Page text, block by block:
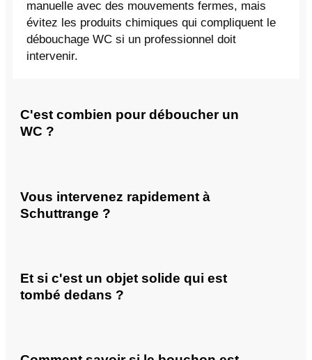
manuelle avec des mouvements fermes, mais
évitez les produits chimiques qui compliquent le
débouchage WC si un professionnel doit
intervenir.
C'est combien pour déboucher un
WC ?
Vous intervenez rapidement à
Schuttrange ?
Et si c'est un objet solide qui est
tombé dedans ?